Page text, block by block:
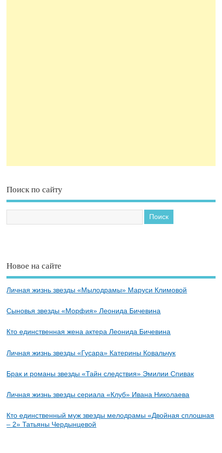
Поиск по сайту
Новое на сайте
Личная жизнь звезды «Мылодрамы» Маруси Климовой
Сыновья звезды «Морфия» Леонида Бичевина
Кто единственная жена актера Леонида Бичевина
Личная жизнь звезды «Гусара» Катерины Ковальчук
Брак и романы звезды «Тайн следствия» Эмилии Спивак
Личная жизнь звезды сериала «Клуб» Ивана Николаева
Кто единственный муж звезды мелодрамы «Двойная сплошная
– 2» Татьяны Чердынцевой